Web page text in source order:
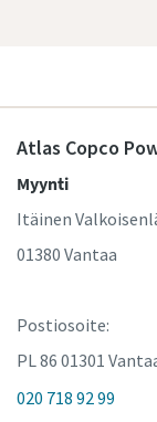
Atlas Copco
Myynti
Itäinen
01380 Vantaa
Postiosoite:
PL 86 01301
020 718 92 99